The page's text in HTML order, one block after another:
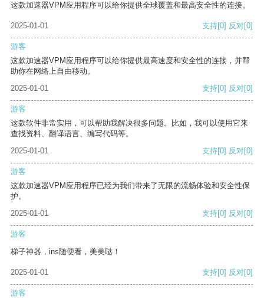
这款加速器VPM应用程序可以给你提供全球覆盖和最高安全性的连接。
2025-01-01 支持[0] 反对[0]
游客
这款加速器VPM应用程序可以给你提供最高速度和安全性的连接，并帮
助你在网络上自由移动。
2025-01-01
支持[0] 反对[0]
游客
这款软件非常实用，可以帮助我解决很多问题。比如，我可以使用它来
查找资料、翻译语言、编写代码等。
2025-01-01
支持[0] 反对[0]
游客
这款加速器VPM应用程序已经为我们带来了无限的流畅体验和安全性保
护。
2025-01-01
支持[0] 反对[0]
游客
梯子神器，ins随便看，美美哒！
2025-01-01 支持[0] 反对[0]
游客